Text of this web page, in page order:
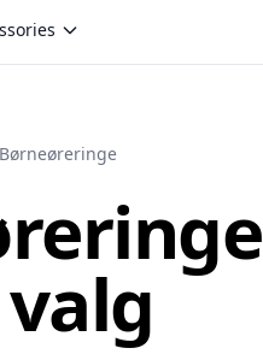
Børneøreringe